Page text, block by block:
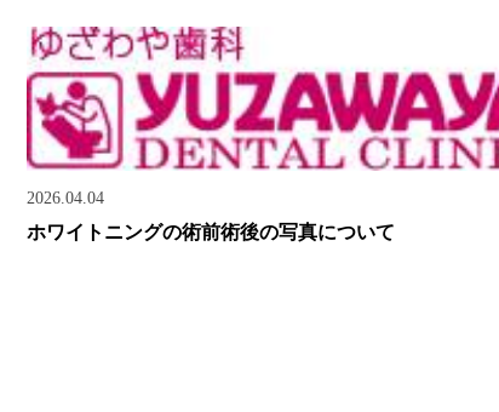
2026.04.04
ホワイトニングの術前術後の写真について